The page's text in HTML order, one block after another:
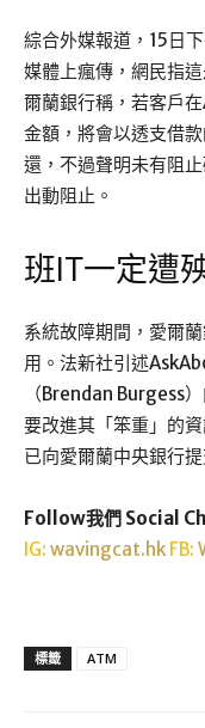
綜合外媒報道，15日
媒體上瘋傳，網民指
爾蘭銀行稱，若客戶
金額，將會以透支借
還，不過聲明未有阻
出動阻止。
班IT一定遭
系統故障期間，愛爾
用。法新社引述
（Brendan Burgess
要改進其「笨重」的
已向愛爾蘭中央銀行提
Follow我們 Social
IG: wavingcat.hk FB:
標籤 ATM